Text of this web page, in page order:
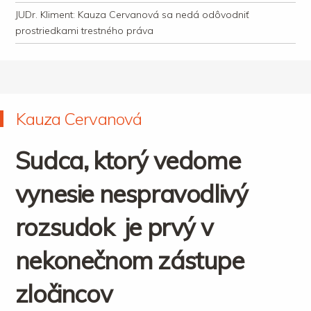
JUDr. Kliment: Kauza Cervanová sa nedá odôvodniť
prostriedkami trestného práva
Kauza Cervanová
Sudca, ktorý vedome
vynesie nespravodlivý
rozsudok je prvý v
nekonečnom zástupe
zločincov